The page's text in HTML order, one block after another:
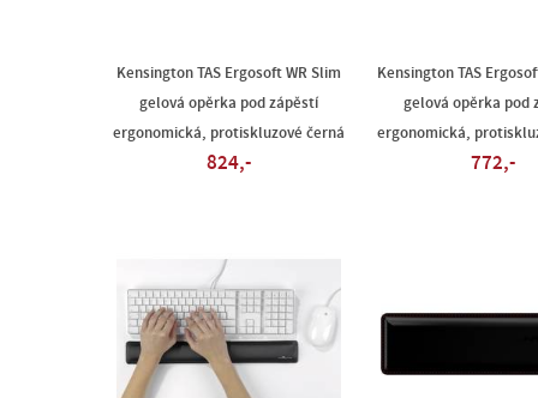
Kensington TAS Ergosoft WR Slim
gelová opěrka pod zápěstí
ergonomická, protiskluzové černá
824,-
Kensington TAS
gelová opěrka pod
ergonomická,
772,-